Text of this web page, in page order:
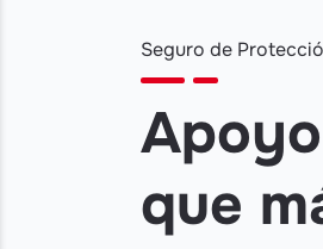
Seguro de
que